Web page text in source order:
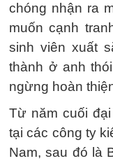
chóng nhận ra
muốn cạnh
sinh viên xuất
thành ở anh
ngừng hoàn
Từ năm cuối
tại các công ty
Nam, sau đó là